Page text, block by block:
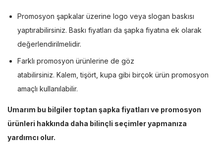
Promosyon şapkalar üzerine logo veya slogan baskısı
yaptırabilirsiniz. Baskı fiyatları da şapka fiyatına ek olarak
değerlendirilmelidir.
Farklı promosyon ürünlerine de göz
atabilirsiniz. Kalem, tişört, kupa gibi birçok ürün promosyon
amaçlı kullanılabilir.
Umarım bu bilgiler toptan şapka fiyatları ve promosyon
ürünleri hakkında daha bilinçli seçimler yapmanıza
yardımcı olur.